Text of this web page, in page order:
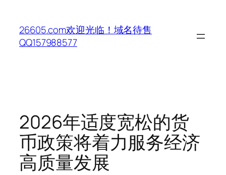
26605.com欢迎光临！域名待售
QQ157988577
2026年适度宽松的货
币政策将着力服务经济
高质量发展